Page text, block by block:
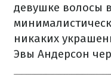
девушке волосы
никаких
Эвы Андерсон